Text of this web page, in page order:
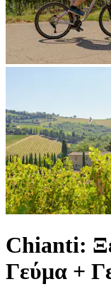
Chianti:
Γεύμα +